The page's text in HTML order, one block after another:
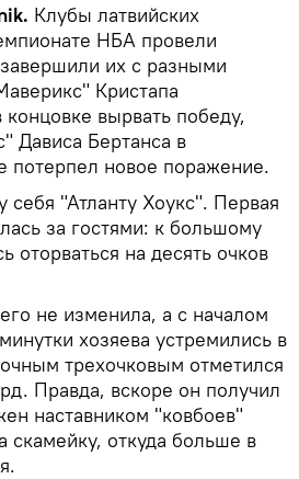
Клубы латвийских
НБА провели
их с разными
Кристапа
вырвать победу,
Дависа Бертанса в
потерпел новое поражение.
себя "Атланту Хоукс". Первая
за гостями: к большому
оторваться на десять очков
не изменила, а с началом
хозяева устремились в
трехочковым отметился
Правда, вскоре он получил
наставником "ковбоев"
скамейку, откуда больше в